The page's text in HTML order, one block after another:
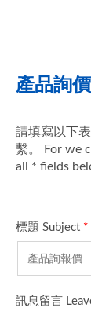
制反應。 流
積。 實現
制及精確的
閥及吹氣排